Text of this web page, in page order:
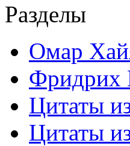
Разделы
Омар
Фридрих
Цитаты
Цитаты